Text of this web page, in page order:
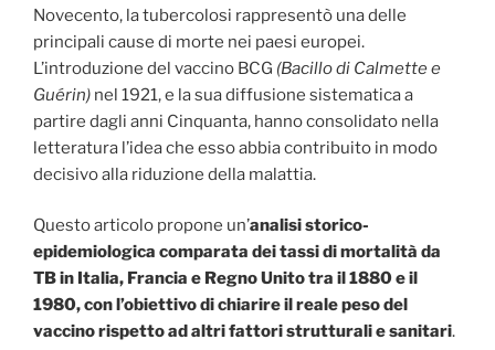
Novecento, la tubercolosi rappresentò una delle
principali cause di morte nei paesi europei.
L’introduzione del vaccino BCG (Bacillo di Calmette e
Guérin) nel 1921, e la sua diffusione sistematica a
partire dagli anni Cinquanta, hanno consolidato nella
letteratura l’idea che esso abbia contribuito in modo
decisivo alla riduzione della malattia.
Questo articolo propone un’analisi storico-
epidemiologica comparata dei tassi di mortalità da
TB in Italia, Francia e Regno Unito tra il 1880 e il
1980, con l’obiettivo di chiarire il reale peso del
vaccino rispetto ad altri fattori strutturali e sanitari.